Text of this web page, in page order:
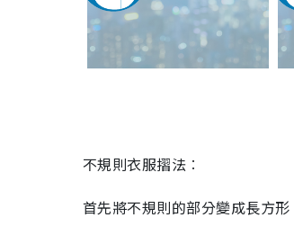
不規則衣服摺法︰
首先將不規則的部分變成長方